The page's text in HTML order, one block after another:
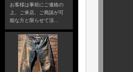
お客様は事前にご連絡の
上、ご来店、ご商談が可
能な方と限らせて頂…